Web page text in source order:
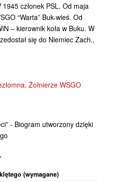
członek PSL. Od maja
“Warta” Buk-wieś. Od
– kierownik koła w Buku. W
się do Niemiec Zach.,
Żołnierze WSGO
- Biogram utworzony dzięki
(wymagane)